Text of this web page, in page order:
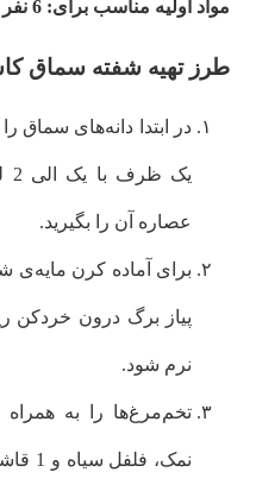
مواد اولیه مناسب برای: 6 نفر
طرز تهیه شفته سماق
عصاره آن را بگیرید.
پیاز برگ درون خردکن
نرم شود.